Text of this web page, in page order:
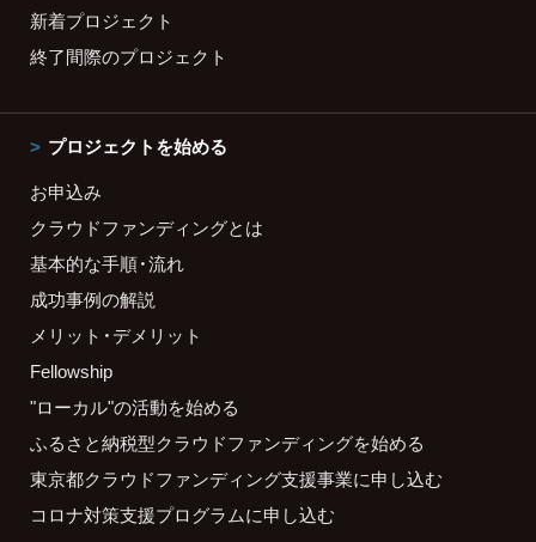
新着プロジェクト
終了間際のプロジェクト
プロジェクトを始める
お申込み
クラウドファンディングとは
基本的な手順・流れ
成功事例の解説
メリット・デメリット
Fellowship
"ローカル"の活動を始める
ふるさと納税型クラウドファンディングを始める
東京都クラウドファンディング支援事業に申し込む
コロナ対策支援プログラムに申し込む